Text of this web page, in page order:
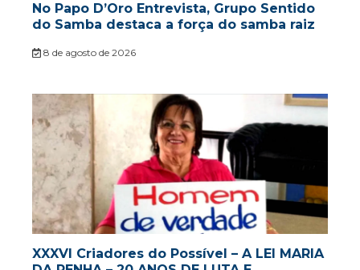
No Papo D’Oro Entrevista, Grupo Sentido
do Samba destaca a força do samba raiz
8 de agosto de 2026
XXXVI Criadores do Possível – A LEI MARIA